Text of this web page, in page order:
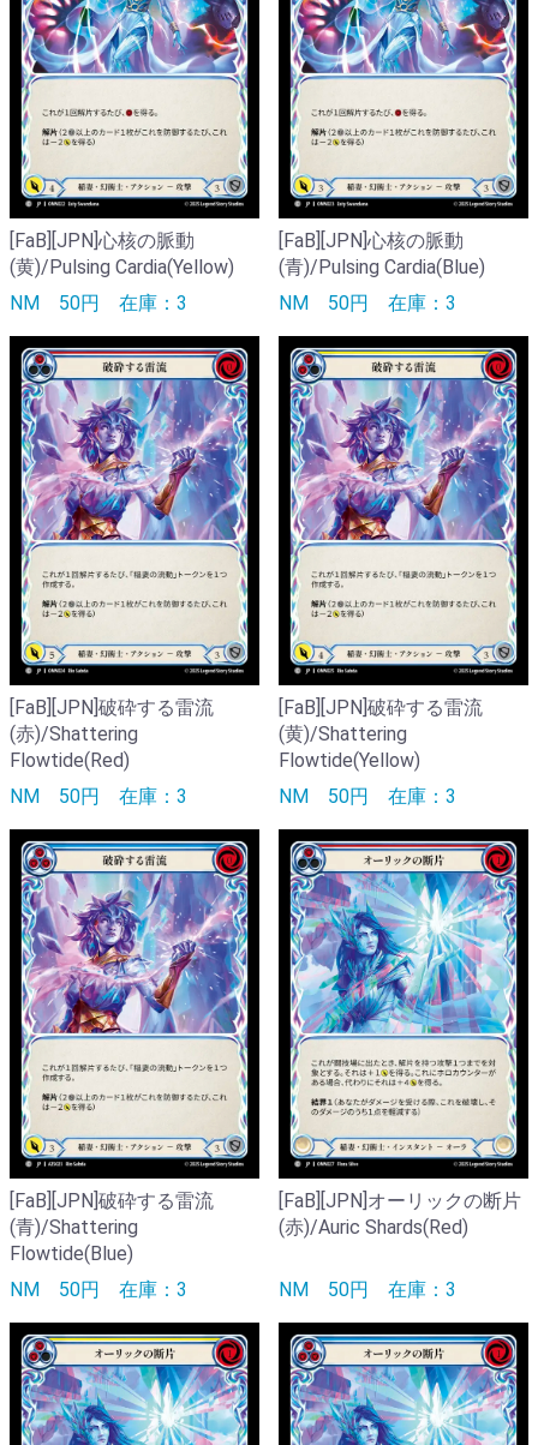
[FaB][JPN]心核の脈動
(黄)/Pulsing Cardia(Yellow)
NM 50円 在庫：3
[FaB][JPN]心核の脈動
(青)/Pulsing Cardia(Blue)
NM 50円 在庫：3
[FaB][JPN]破砕する雷流
(赤)/Shattering
Flowtide(Red)
NM 50円 在庫：3
[FaB][JPN]破砕する雷流
(黄)/Shattering
Flowtide(Yellow)
NM 50円 在庫：3
[FaB][JPN]破砕する雷流
(青)/Shattering
Flowtide(Blue)
NM 50円 在庫：3
[FaB][JPN]オーリックの断片
(赤)/Auric Shards(Red)
NM 50円 在庫：3